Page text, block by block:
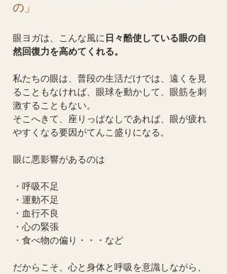
の」
眼ヨガは、こんな風に 日々酷使している眼の自
然回復力を高めてくれる。
私たちの眼は、普段の生活だけでは、遠くを見
ることもなければ、眼球を動かして、眼筋を刺
激することもない。
そこへきて、座りっぱなしであれば、眼が疲れ
やすくなる要因がてんこ盛りになる。
眼に悪影響があるのは
・呼吸不足
・運動不足
・血行不良
・心の緊張
・食べ物の偏り・・・など
だからこそ、心と身体と呼吸を意識しながら、